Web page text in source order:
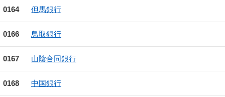
0164 但馬銀行
0166 鳥取銀行
0167 山陰合同銀行
0168 中国銀行